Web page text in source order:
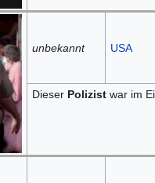
unbekannt USA
Dieser Polizistwar im